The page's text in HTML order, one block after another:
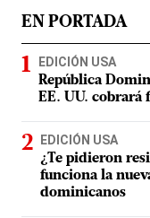
EN PORTADA
EDICIÓN USA
República
EE. UU. cobrará
EDICIÓN USA
¿Te pidieron
funciona la
dominicanos